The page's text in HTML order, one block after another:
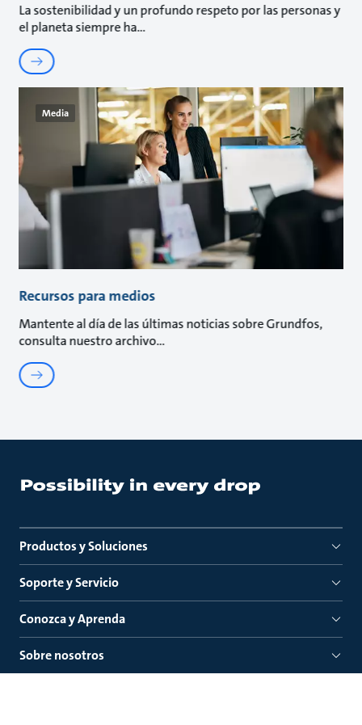
La sostenibilidad y un profundo respeto por las personas y
el planeta siempre ha
Media
Recursos para medios
Mantente al día de las últimas noticias sobre Grundfos,
consulta nuestro archivo
Productos y Soluciones
Soporte y Servicio
Conozca y Aprenda
Sobre nosotros